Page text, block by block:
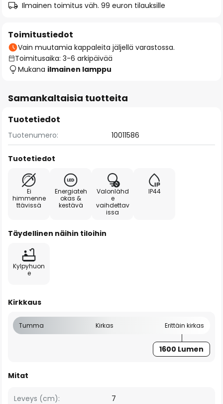
Ilmainen toimitus väh. 99 euron tilauksille
Toimitustiedot
Vain muutamia kappaleita jäljellä varastossa.
Toimitusaika: 3-6 arkipäivää
Mukana ilmainen lamppu
Samankaltaisia tuotteita
Tuotetiedot
Tuotenumero: 10011586
Tuotetiedot
Ei
himmenne
ttävissä
Energiateh
okas &
kestävä
Valonlähd
e
vaihdettav
issa
IP44
Täydellinen näihin tiloihin
Kylpyhuon
e
Kirkkaus
Tumma Kirkas Erittäin kirkas
1600 Lumen
Mitat
Leveys (cm):
7